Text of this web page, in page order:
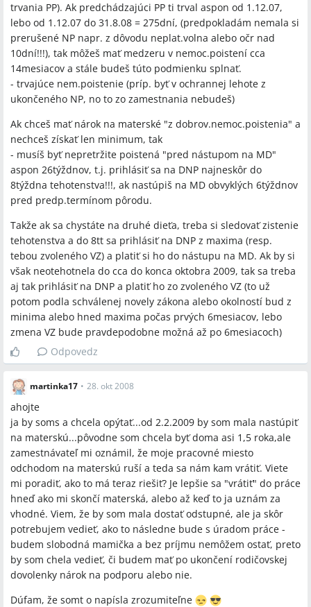
trvania PP). Ak predchádzajúci PP ti trval aspon od 1.12.07,
lebo od 1.12.07 do 31.8.08 = 275dní, (predpokladám nemala si
prerušené NP napr. z dôvodu neplat.volna alebo očr nad
10dní!!!), tak môžeš mať medzeru v nemoc.poistení cca
14mesiacov a stále budeš túto podmienku splnať.
- trvajúce nem.poistenie (príp. byť v ochrannej lehote z
ukončeného NP, no to zo zamestnania nebudeš)
Ak chceš mať nárok na materské "z dobrov.nemoc.poistenia" a
nechceš získať len minimum, tak
- musíš byť nepretržite poistená "pred nástupom na MD"
aspon 26týždnov, t.j. prihlásiť sa na DNP najneskôr do
8týždna tehotenstva!!!, ak nastúpiš na MD obvyklých 6týždnov
pred predp.termínom pôrodu.
Takže ak sa chystáte na druhé dieťa, treba si sledovať zistenie
tehotenstva a do 8tt sa prihlásiť na DNP z maxima (resp.
tebou zvoleného VZ) a platiť si ho do nástupu na MD. Ak by si
však neotehotnela do cca do konca oktobra 2009, tak sa treba
aj tak prihlásiť na DNP a platiť ho zo zvoleného VZ (to už
potom podla schválenej novely zákona alebo okolností bud z
minima alebo hned maxima počas prvých 6mesiacov, lebo
zmena VZ bude pravdepodobne možná až po 6mesiacoch)
Odpovedz
martinka17 • 28. okt 2008
ahojte
ja by soms a chcela opýtať...od 2.2.2009 by som mala nastúpiť
na materskú...pôvodne som chcela byť doma asi 1,5 roka,ale
zamestnávateľ mi oznámil, že moje pracovné miesto
odchodom na materskú ruší a teda sa nám kam vrátiť. Viete
mi poradiť, ako to má teraz riešiť? Je lepšie sa "vrátiť" do práce
hneď ako mi skončí materská, alebo až keď to ja uznám za
vhodné. Viem, že by som mala dostať odstupné, ale ja skôr
potrebujem vedieť, ako to následne bude s úradom práce -
budem slobodná mamička a bez príjmu nemôžem ostať, preto
by som chela vedieť, či budem mať po ukončení rodičovskej
dovolenky nárok na podporu alebo nie.
Dúfam, že somt o napísla zrozumiteľne